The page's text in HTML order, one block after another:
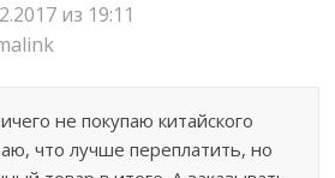
из 19:11
не покупаю китайского
что лучше переплатить, но